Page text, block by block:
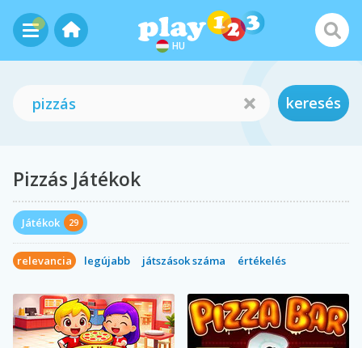
HU
keresés
Pizzás Játékok
Játékok 29
relevancia legújabb játszások száma értékelés